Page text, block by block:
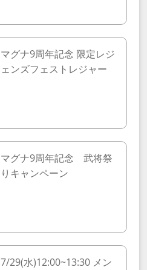
マグナ9周年記念 限定レジ
ェンズフェストレジャー
マグナ9周年記念 武将祭
りキャンペーン
7/29(水)12:00~13:30 メン